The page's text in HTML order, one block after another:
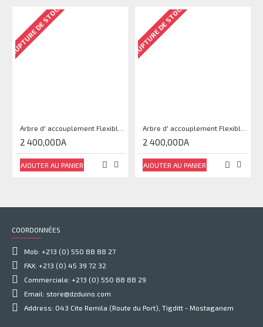
RUPTURE DE STOCK
2 400,00DA
AJOUTER AU PANIER
RUPTURE DE STOCK
2 400,00DA
AJOUTER AU PANIER
COORDONNÉES
Mob: +213 (0) 550 88 88 27
FAX: +213 (0) 45 39 72 32
Commerciale: +213 (0) 550 88 88 29
Email: store@dzduino.com
Address: 043 Cite Remila (Route du Port), Tigditt - Mostaganem